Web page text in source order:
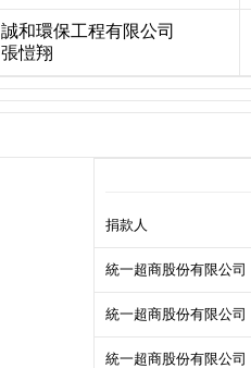
誠和環保工程有限公司
張愷翔
捐款人
統一超商股份有限公司
統一超商股份有限公司
統一超商股份有限公司